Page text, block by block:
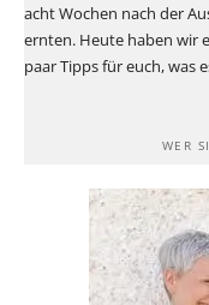
acht Wochen nach der
ernten. Heute haben wir
paar Tipps für euch, was
WER